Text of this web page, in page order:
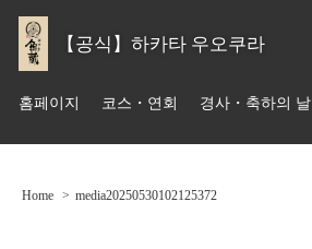
【공식】하카타 우오쿠라
홈페이지 코스・연회 경사・축하의 날
Home media20250530102125372